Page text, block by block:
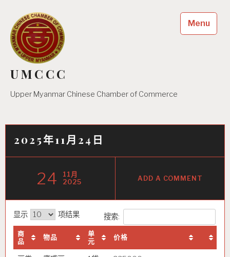
content
UMCCC
Upper Myanmar Chinese Chamber of Commerce
Menu
2025年11月24日
24
11月
2025
ADD A COMMENT
显示 项结果 搜索:
商
品
物品
单
元
价格